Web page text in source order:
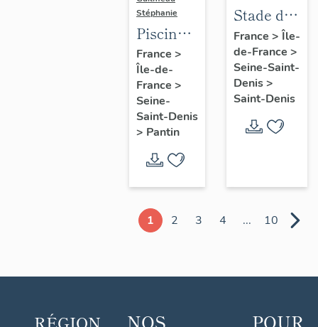
Stéphanie
Piscine
Leclerc,
actuellement
piscine
Alice-
Milliat
France >
Île-de-
France >
Seine-
Saint-Denis
> Pantin
Stade de
France
France > Île-
de-France >
Seine-Saint-
Denis>
Saint-Denis
1 2 3 4 ... 10
RÉGION
NOS
POUR